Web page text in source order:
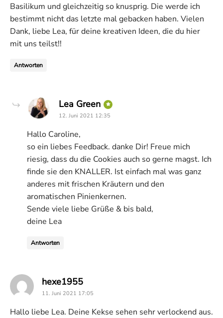
Basilikum und gleichzeitig so knusprig. Die werde ich
bestimmt nicht das letzte mal gebacken haben. Vielen
Dank, liebe Lea, für deine kreativen Ideen, die du hier
mit uns teilst!!
Antworten
Lea Green says:
12. Juni 2021 12:35
Hallo Caroline,
so ein liebes Feedback. danke Dir! Freue mich
riesig, dass du die Cookies auch so gerne magst. Ich
finde sie den KNALLER. Ist einfach mal was ganz
anderes mit frischen Kräutern und den
aromatischen Pinienkernen.
Sende viele liebe Grüße & bis bald,
deine Lea
Antworten
hexe1955says:
11. Juni 2021 17:05
Hallo liebe Lea. Deine Kekse sehen sehr verlockend aus.